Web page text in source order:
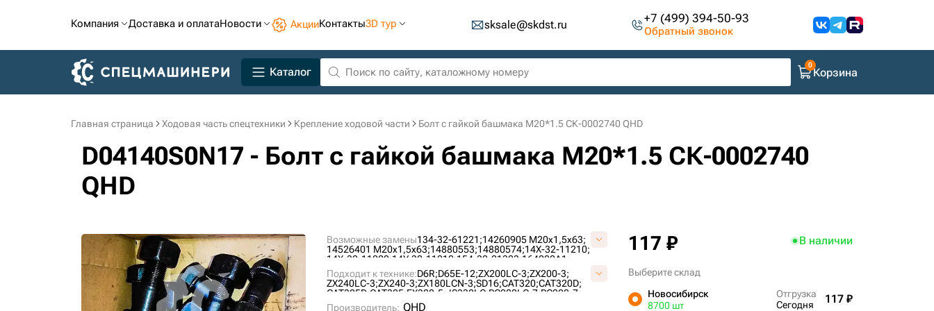
Компания Доставка и оплатаНовости АкцииКонтакты3D тур sksale@skdst.ru +7 (499) 394-50-93
Обратный звонок
Каталог Корзина
Главная страница Ходовая часть спецтехники Крепление ходовой части Болт с гайкой башмака M20*1.5 СК-0002740 QHD
D04140S0N17 - Болт с гайкой башмака M20*1.5 СК-0002740
QHD
Возможные замены134-32-61221;14260905 М20х1,5х63;
14526401 М20х1,5х63;14880553;14880574;14X-32-11210;
14X-32-11220;14Y-32-11210;154-32-21323;164202A1;
1S-1860;
207-32-11350;
207-32-11350 (М20Х1,5Х63);2121-1203;2121-6017;
2420Z1293;2505720201501;306-2148;4143721;4255638;
81EM-20020;81N6-26620;
Подходит к технике:D6R;D65E-12;ZX200LC-3;ZX200-3;
ZX240LC-3;ZX240-3;ZX180LCN-3;SD16;CAT320;CAT320D;
CAT325D;CAT325;EX300-5; JS330LC;PC200LC-7;PC200-7;
ZX230;
ZX200LC-5G;
Производитель: QHD
117 ₽ В наличии
Выберите склад
Новосибирск
8700 шт
Отгрузка
Сегодня
117 ₽